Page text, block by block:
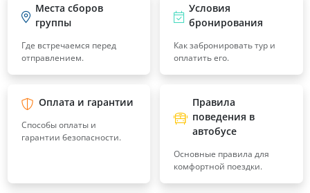
Места сборов
группы
Где встречаемся перед
отправлением.
Условия
бронирования
Как забронировать тур и
оплатить его.
Оплата и гарантии
Способы оплаты и
гарантии безопасности.
Правила
поведения в
автобусе
Основные правила для
комфортной поездки.